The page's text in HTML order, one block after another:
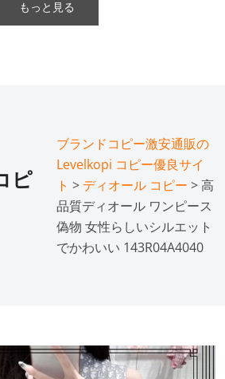
もっと見る
ピ
ブランドコピー激安通販の
Levelkopi コピー優良サイ
ト > ディオール コピー > 高
品質ディオール ワンピース
偽物 女性らしいシルエット
でかわいい 143R04A4040